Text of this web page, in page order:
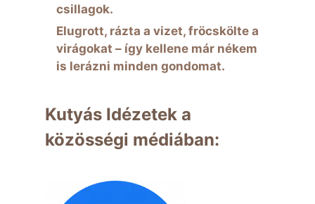
csillagok.
Elugrott, rázta a vizet, fröcskölte a
virágokat – így kellene már nékem
is lerázni minden gondomat.
Kutyás Idézetek a
közösségi médiában: